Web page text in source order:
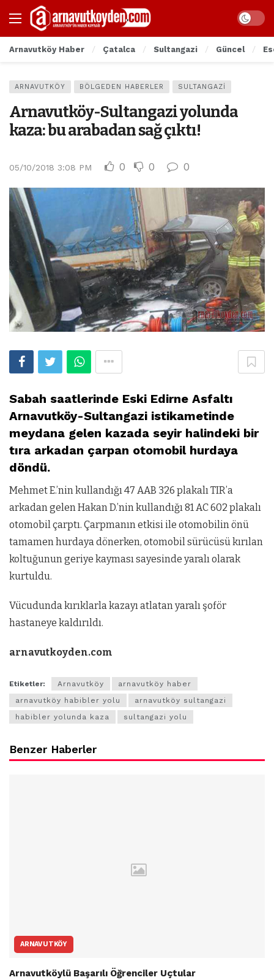
Arnavutköy Haber Çatalca Sultangazi Güncel
ARNAVUTKÖY BÖLGEDEN HABERLER SULTANGAZI
Arnavutköy-Sultangazi yolunda
kaza: bu arabadan sağ çıktı!
05/10/2018 3:08 PM 0 0 0
Sabah saatlerinde Eski Edirne Asfaltı
Arnavutköy-Sultangazi istikametinde
meydana gelen kazada seyir halindeki bir
tıra arkadan çarpan otomobil hurdaya
döndü.
Mehmet E.’nin kullandığı 47 AAB 326 plakalı TIR’a
arkadan gelen Hakan D.’nin kullandığı 81 AC 602 plakalı
otomobil çarptı. Çarpmanın etkisi ile otomobilin önü
tamamen hurdaya dönerken, otomobil sürücüsü kırılan
koltuğunun geriye kayması sayesinde yaralı olarak
kurtuldu.
Vücudunda kırıklarla kazayı atlatan yaralı şoför
hastaneye kaldırıldı.
arnavutkoyden.com
Etiketler: Arnavutköy
arnavutköy haber
arnavutköy habibler yolu
arnavutköy sultangazi
habibler yolunda kaza
sultangazi yolu
Benzer Haberler
ARNAVUTKÖY
Arnavutköylü Başarılı Öğrenciler Uçtular